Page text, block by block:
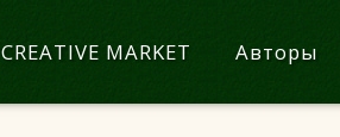
CREATIVE MARKET Авторы